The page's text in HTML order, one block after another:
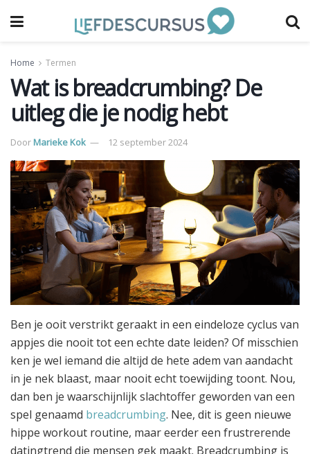
Home Termen
Wat is breadcrumbing? De
uitleg die je nodig hebt
DoorMarieke Kok 12 september 2024
Ben je ooit verstrikt geraakt in een eindeloze cyclus van
appjes die nooit tot een echte date leiden? Of misschien
ken je wel iemand die altijd de hete adem van aandacht
in je nek blaast, maar nooit echt toewijding toont. Nou,
dan ben je waarschijnlijk slachtoffer geworden van een
spel genaamd breadcrumbing. Nee, dit is geen nieuwe
hippe workout routine, maar eerder een frustrerende
datingtrend die mensen gek maakt. Breadcrumbing is